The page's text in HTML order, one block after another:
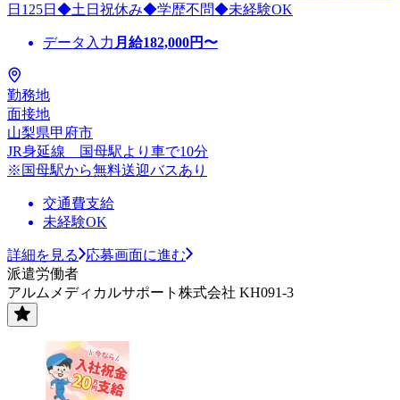
日125日◆土日祝休み◆学歴不問◆未経験OK
データ入力 月給182,000円〜
勤務地
面接地
山梨県甲府市
JR身延線 国母駅より車で10分
※国母駅から無料送迎バスあり
交通費支給
未経験OK
詳細を見る
応募画面に進む
派遣労働者
アルムメディカルサポート株式会社 KH091-3